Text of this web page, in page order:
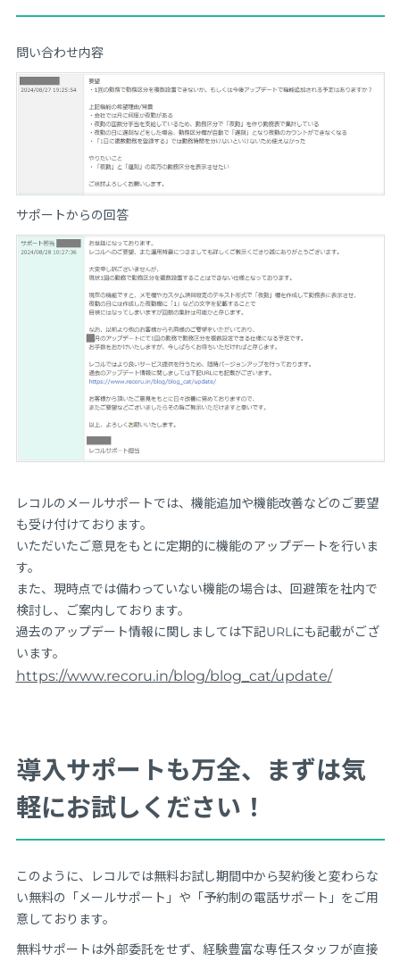
問い合わせ内容
サポートからの回答
レコルのメールサポートでは、機能追加や機能改善などのご要望
も受け付けております。
いただいたご意見をもとに定期的に機能のアップデートを行いま
す。
また、現時点では備わっていない機能の場合は、回避策を社内で
検討し、ご案内しております。
過去のアップデート情報に関しましては下記URLにも記載がござ
います。
https://www.recoru.in/blog/blog_cat/update/
導入サポートも万全、まずは気
軽にお試しください！
このように、レコルでは無料お試し期間中から契約後と変わらな
い無料の「メールサポート」や「予約制の電話サポート」をご用
意しております。
無料サポートは外部委託をせず、経験豊富な専任スタッフが直接